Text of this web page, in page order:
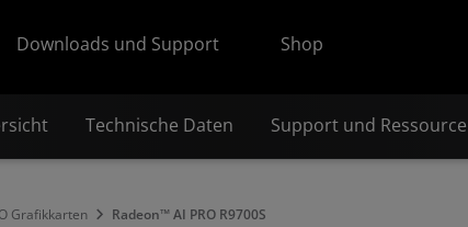
Downloads und Support Shop
Technische Daten Support und
Grafikkarten Radeon™ AI PRO R9700S